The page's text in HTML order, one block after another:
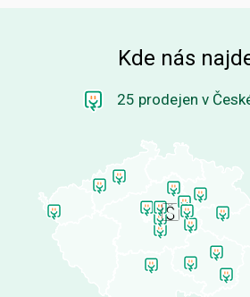
Kde nás
25 prodejen v